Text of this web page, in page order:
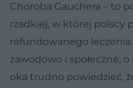
Choroba Gauchera – to
rzadkiej, w której polscy
refundowanego
zawodowo i społeczne,
oka trudno powiedzieć,